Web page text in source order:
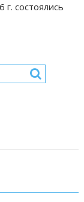
состоялись